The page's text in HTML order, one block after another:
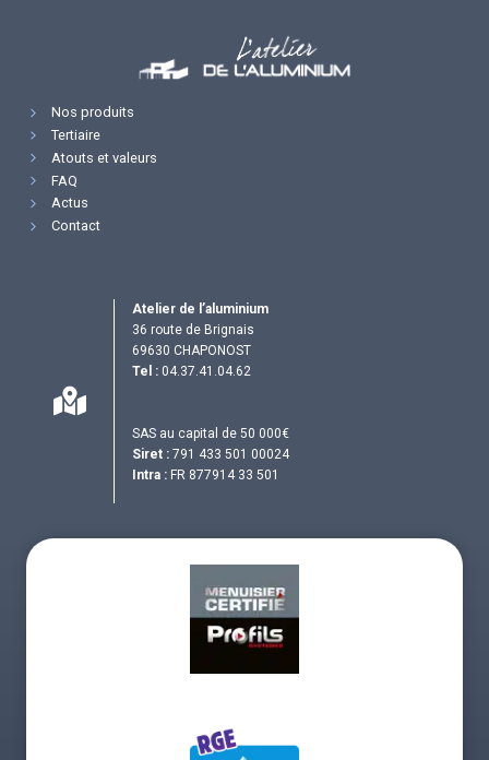
Nos produits
Tertiaire
Atouts et valeurs
FAQ
Actus
Contact
Atelier de l’aluminium
36 route de Brignais
69630 CHAPONOST
Tel : 04.37.41.04.62
SAS au capital de 50 000€
Siret : 791 433 501 00024
Intra : FR 877914 33 501